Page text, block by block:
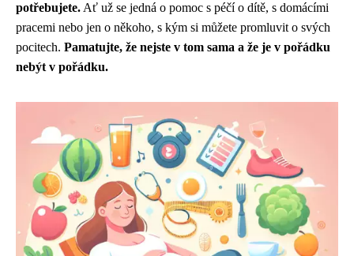
potřebujete. Ať už se jedná o pomoc s péčí o dítě, s domácími
pracemi nebo jen o někoho, s kým si můžete promluvit o svých
pocitech. Pamatujte, že nejste v tom sama a že je v pořádku
nebýt v pořádku.